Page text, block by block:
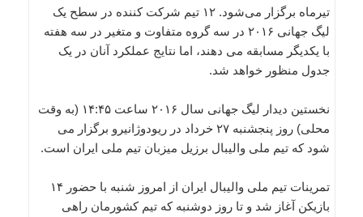
تیرماه برگزار می‌شود. ۱۲ تیم شرکت کننده در سطح یک
لیگ جهانی ۲۰۱۶ در سه گروه متفاوت و متغیر در سه هفته
با یکدیگر مسابقه می دهند، اما نتایج عملکرد آنان در یک
جدول منظور خواهد شد.
نخستین دیدار لیگ جهانی سال ۲۰۱۶ ساعت ۱۴:۴۵ (به وقت
محلی) روز پنجشنبه ۲۷ خرداد در ریودوژانیرو برگزار می
شود که تیم ملی والیبال برزیل میزبان تیم ملی ایران است.
تمرینات تیم ملی والیبال ایران از امروز شنبه با حضور ۱۴
بازیکن آغاز شد و تا روز دوشنبه که تیم کشورمان راهی